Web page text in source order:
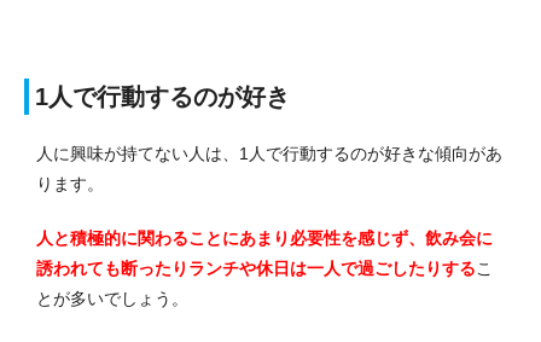
1人で行動するのが好き
人に興味が持てない人は、1人で行動するのが好きな傾向があ
ります。
人と積極的に関わることにあまり必要性を感じず、飲み会に
誘われても断ったりランチや休日は一人で過ごしたりするこ
とが多いでしょう。